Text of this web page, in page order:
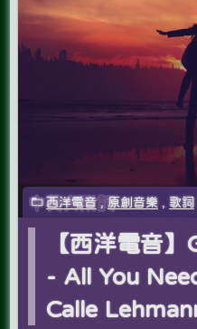
西洋電音,原創音樂 歌詞
【西洋電音
- All You
Calle